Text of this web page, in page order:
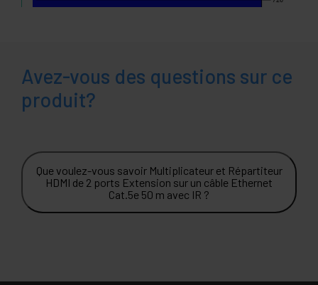
Avez-vous des questions sur ce
produit?
Que voulez-vous savoir Multiplicateur et Répartiteur
HDMI de 2 ports Extension sur un câble Ethernet
Cat.5e 50 m avec IR ?